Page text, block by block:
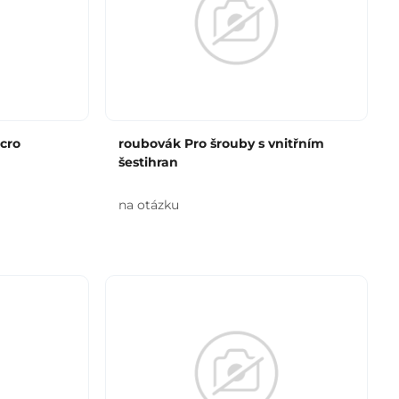
roubovák Pro šrouby s vnitřním
šestihran
na otázku